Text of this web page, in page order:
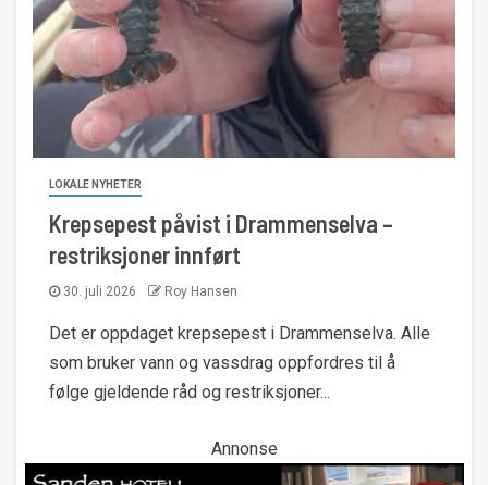
LOKALE NYHETER
Krepsepest påvist i Drammenselva –
restriksjoner innført
30. juli 2026 Roy Hansen
Det er oppdaget krepsepest i Drammenselva. Alle
som bruker vann og vassdrag oppfordres til å
følge gjeldende råd og restriksjoner...
Annonse